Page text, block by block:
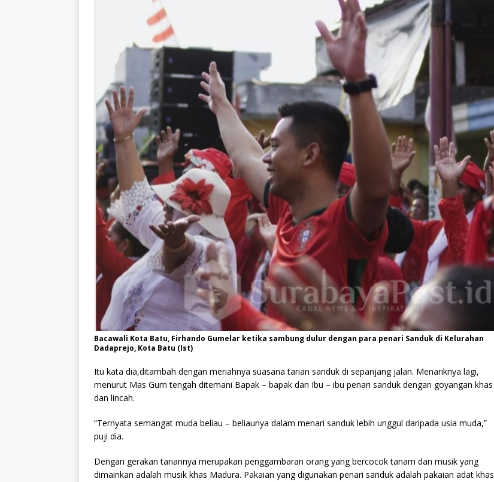
Bacawali Kota Batu, Firhando Gumelar ketika sambung dulur dengan para penari Sanduk di Kelurahan
Dadaprejo, Kota Batu (Ist)
Itu kata dia,ditambah dengan meriahnya suasana tarian sanduk di sepanjang jalan. Menariknya lagi,
menurut Mas Gum tengah ditemani Bapak – bapak dan Ibu – ibu penari sanduk dengan goyangan khas
dan lincah.
“Ternyata semangat muda beliau – beliaunya dalam menari sanduk lebih unggul daripada usia muda,”
puji dia.
Dengan gerakan tariannya merupakan penggambaran orang yang bercocok tanam dan musik yang
dimainkan adalah musik khas Madura. Pakaian yang digunakan penari sanduk adalah pakaian adat khas